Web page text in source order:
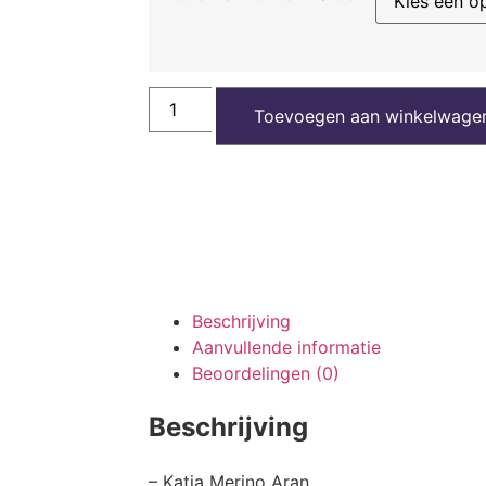
Toevoegen aan
Beschrijving
Aanvullende informatie
Beoordelingen (0)
Beschrijving